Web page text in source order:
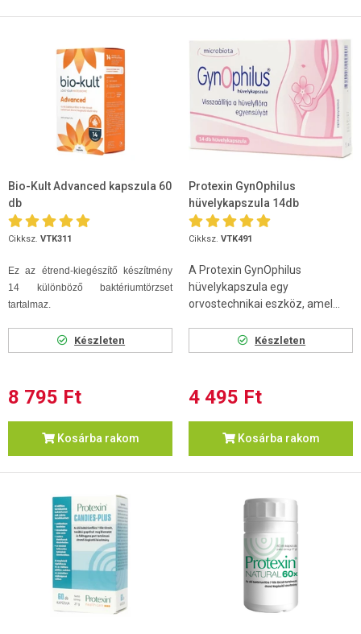
Bio-Kult Advanced kapszula 60
db
Cikksz. VTK311
Ez az étrend-kiegészítő készítmény
14 különböző baktériumtörzset
tartalmaz.
Készleten
8 795 Ft
Kosárba rakom
Protexin GynOphilus
hüvelykapszula 14db
Cikksz. VTK491
A Protexin GynOphilus
hüvelykapszula egy
orvostechnikai eszköz, amel...
Készleten
4 495 Ft
Kosárba rakom